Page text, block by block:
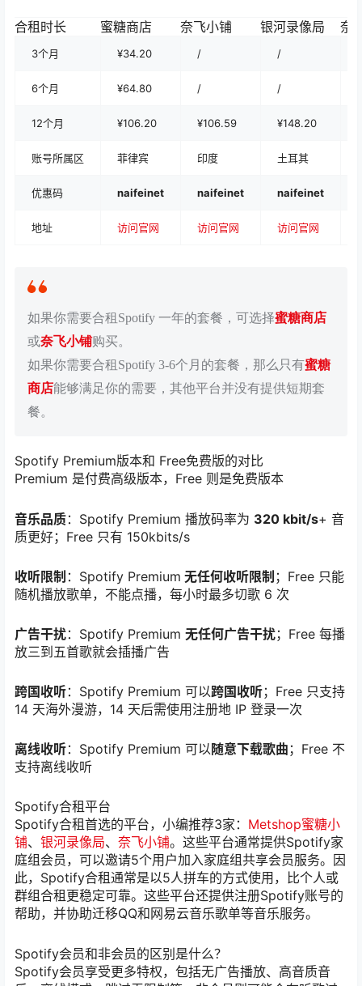
合租时长 蜜糖商店 奈飞小铺 银河录像局 奈
3个月 ¥34.20 / /
6个月 ¥64.80 / /
12个月 ¥106.20 ¥106.59 ¥148.20
账号所属区 菲律宾 印度 土耳其
优惠码 naifeinet naifeinet naifeinet
地址 访问官网 访问官网 访问官网
如果你需要合租Spotify 一年的套餐，可选择蜜糖商店
或奈飞小铺购买。
如果你需要合租Spotify 3-6个月的套餐，那么只有蜜糖
商店能够满足你的需要，其他平台并没有提供短期套
餐。
Spotify Premium版本和 Free免费版的对比
Premium 是付费高级版本，Free 则是免费版本
音乐品质：Spotify Premium 播放码率为 320 kbit/s+ 音
质更好；Free 只有 150kbits/s
收听限制 ：Spotify Premium 无任何收听限制 ；Free 只能
随机播放歌单，不能点播，每小时最多切歌 6 次
广告干扰：Spotify Premium 无任何广告干扰；Free 每播
放三到五首歌就会插播广告
跨国收听：Spotify Premium 可以跨国收听；Free 只支持
14 天海外漫游，14 天后需使用注册地 IP 登录一次
离线收听：Spotify Premium 可以随意下载歌曲 ；Free 不
支持离线收听
Spotify合租平台
Spotify合租首选的平台，小编推荐3家： Metshop蜜糖小
铺、 银河录像局、 奈飞小铺。这些平台通常提供Spotify家
庭组会员，可以邀请5个用户加入家庭组共享会员服务。因
此，Spotify合租通常是以5人拼车的方式使用，比个人或
群组合租更稳定可靠。这些平台还提供注册Spotify账号的
帮助，并协助迁移QQ和网易云音乐歌单等音乐服务。
Spotify会员和非会员的区别是什么？
Spotify会员享受更多特权，包括无广告播放、高音质音